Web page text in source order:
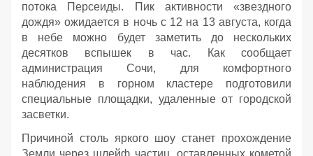
потока Персеиды. Пик активности «звездного
дождя» ожидается в ночь с 12 на 13 августа, когда
в небе можно будет заметить до нескольких
десятков вспышек в час. Как сообщает
администрация Сочи, для комфортного
наблюдения в горном кластере подготовили
специальные площадки, удаленные от городской
засветки.
Причиной столь яркого шоу станет прохождение
Земли через шлейф частиц, оставленных кометой